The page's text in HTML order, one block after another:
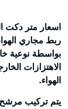
اسعار متر دكت
ربط مجاري
بواسطة نوعية
الاهتزازات
الهواء.